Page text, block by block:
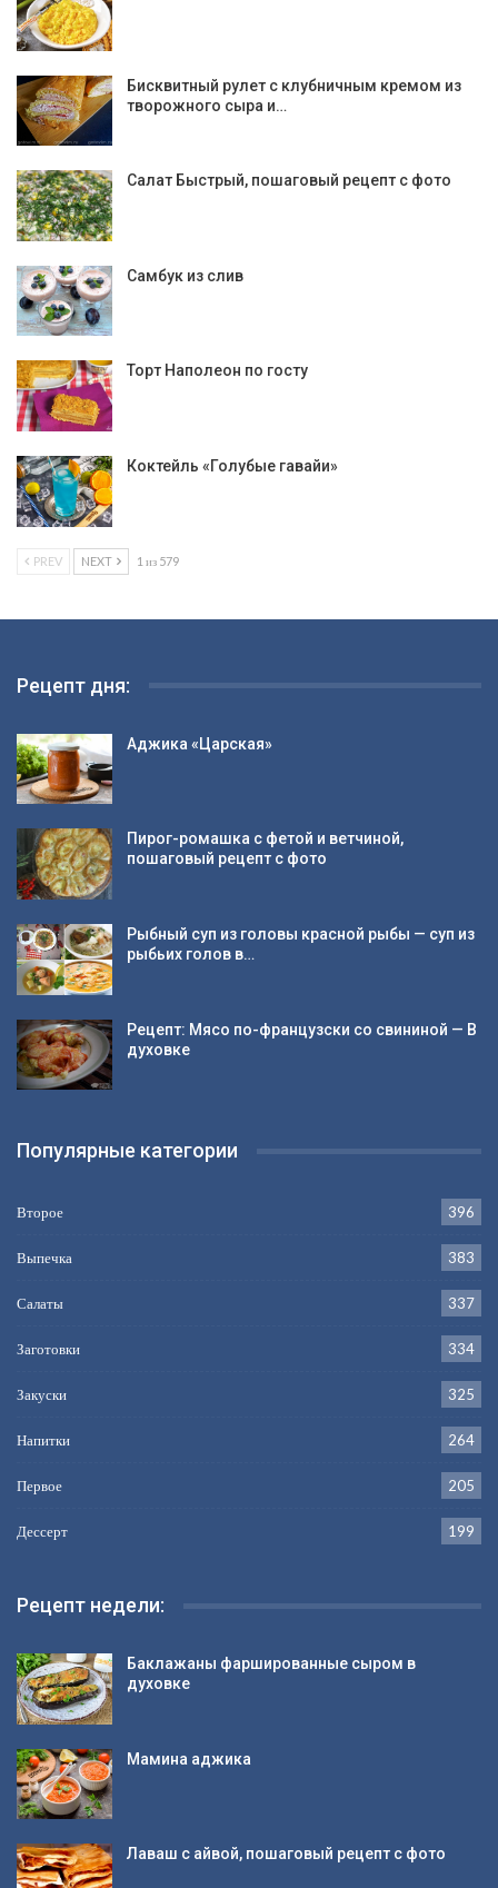
Бисквитный рулет с клубничным кремом из
творожного сыра и…
Салат Быстрый, пошаговый рецепт с фото
Самбук из слив
Торт Наполеон по госту
Коктейль «Голубые гавайи»
PREV NEXT 1 из 579
Рецепт дня:
Аджика «Царская»
Пирог-ромашка с фетой и ветчиной,
пошаговый рецепт с фото
Рыбный суп из головы красной рыбы — суп из
рыбьих голов в…
Рецепт: Мясо по-французски со свининой — В
духовке
Популярные категории
Второе 396
Выпечка 383
Салаты 337
Заготовки 334
Закуски 325
Напитки 264
Первое 205
Дессерт 199
Рецепт недели:
Баклажаны фаршированные сыром в
духовке
Мамина аджика
Лаваш с айвой, пошаговый рецепт с фото